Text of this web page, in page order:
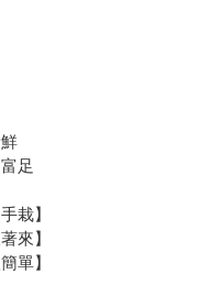
足
栽】
來】
單】